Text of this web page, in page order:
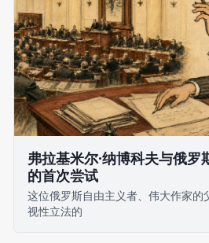
弗拉基米尔·纳博科夫与俄罗
的首次尝试
这位俄罗斯自由主义者、伟大作家的
视性立法的